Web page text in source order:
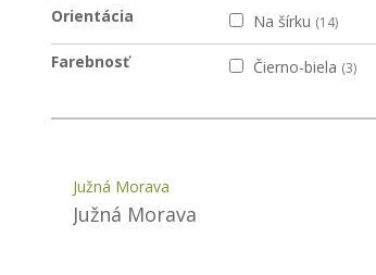
Orientácia Na šírku (14)
Farebnosť Čierno-biela (3)
Južná Morava
Južná Morava